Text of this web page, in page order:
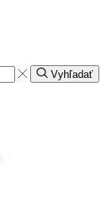
Vyhľadať